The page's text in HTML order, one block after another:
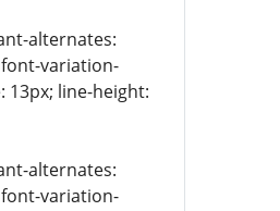
alternates:
variation-
line-height:
alternates:
variation-